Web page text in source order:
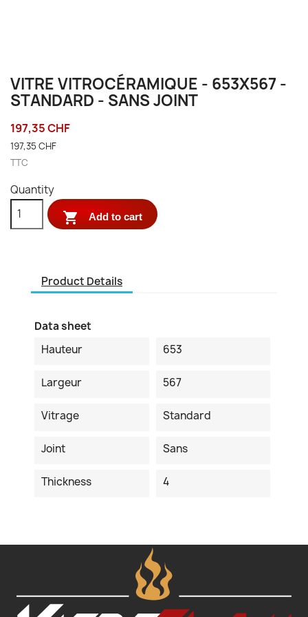
VITRE VITROCÉRAMIQUE - 653X567 -
STANDARD - SANS JOINT
197,35 CHF
197,35 CHF
TTC
Quantity
 Add to cart
Product Details
Data sheet
Hauteur
653
Largeur 567
Vitrage Standard
Joint Sans
Thickness 4